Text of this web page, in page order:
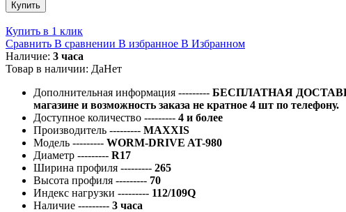
Купить
Купить в 1 клик
Сравнить В сравнении В избранное В Избранном
Наличие: 3 часа
Товар в наличии: ДаНет
Дополнительная информация --------- БЕСПЛАТНАЯ
магазине и возможность заказа не кратное 4 шт по телефону.
Доступное количество --------- 4 и более
Производитель --------- MAXXIS
Модель --------- WORM-DRIVE AT-980
Диаметр --------- R17
Ширина профиля --------- 265
Высота профиля --------- 70
Индекс нагрузки --------- 112/109Q
Наличие --------- 3 часа